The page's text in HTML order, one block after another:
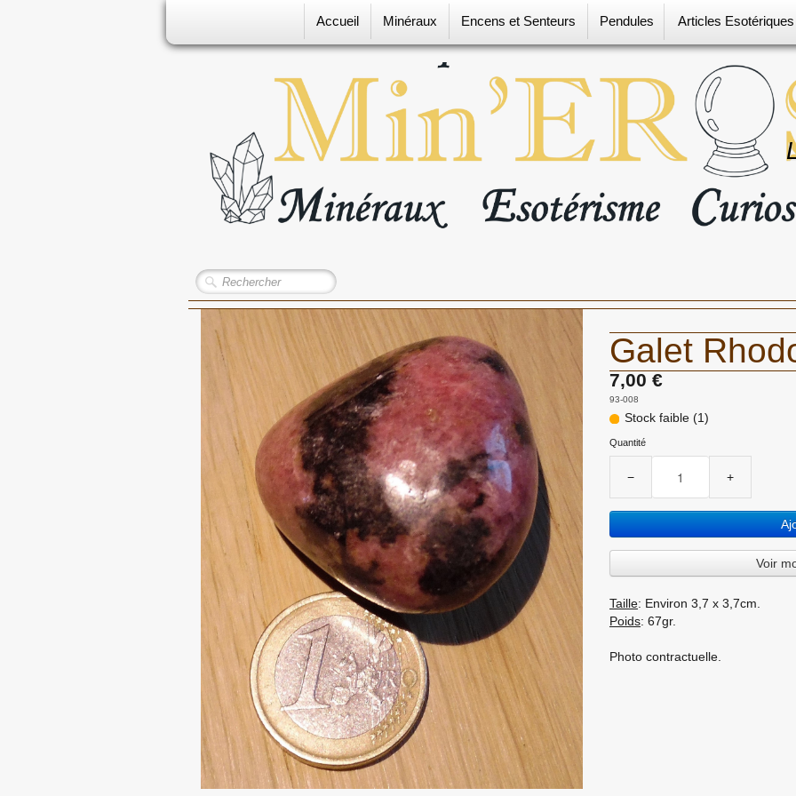
Accueil Minéraux Encens et Senteurs Pendules Articles Esotériques
Galet
7,00 €
93-008
Stock faible (1)
Quantité
− +
Voir
Taille: Environ 3,7 x 3,7cm.
Poids: 67gr.
Photo contractuelle.